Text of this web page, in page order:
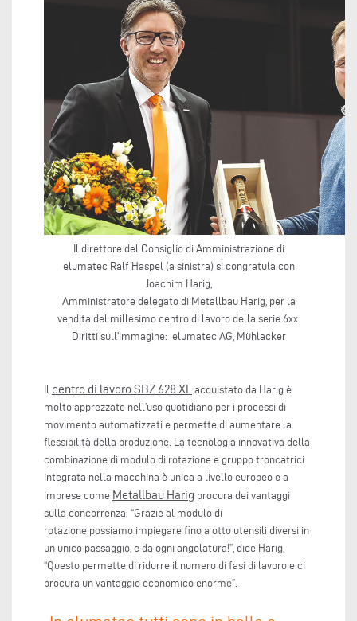
Il direttore del Consiglio di Amministrazione di
elumatec Ralf Haspel (a sinistra) si congratula con
Joachim Harig,
Amministratore delegato di Metallbau Harig, per la
vendita del millesimo centro di lavoro della serie 6xx.
Diritti sull’immagine: elumatec AG, Mühlacker
Il centro di lavoro SBZ 628 XL acquistato da Harig è
molto apprezzato nell’uso quotidiano per i processi di
movimento automatizzati e permette di aumentare la
flessibilità della produzione. La tecnologia innovativa della
combinazione di modulo di rotazione e gruppo troncatrici
integrata nella macchina è unica a livello europeo e a
imprese come Metallbau Harig procura dei vantaggi
sulla concorrenza: “Grazie al modulo di
rotazione possiamo impiegare fino a otto utensili diversi in
un unico passaggio, e da ogni angolatura!”, dice Harig,
“Questo permette di ridurre il numero di fasi di lavoro e ci
procura un vantaggio economico enorme”.